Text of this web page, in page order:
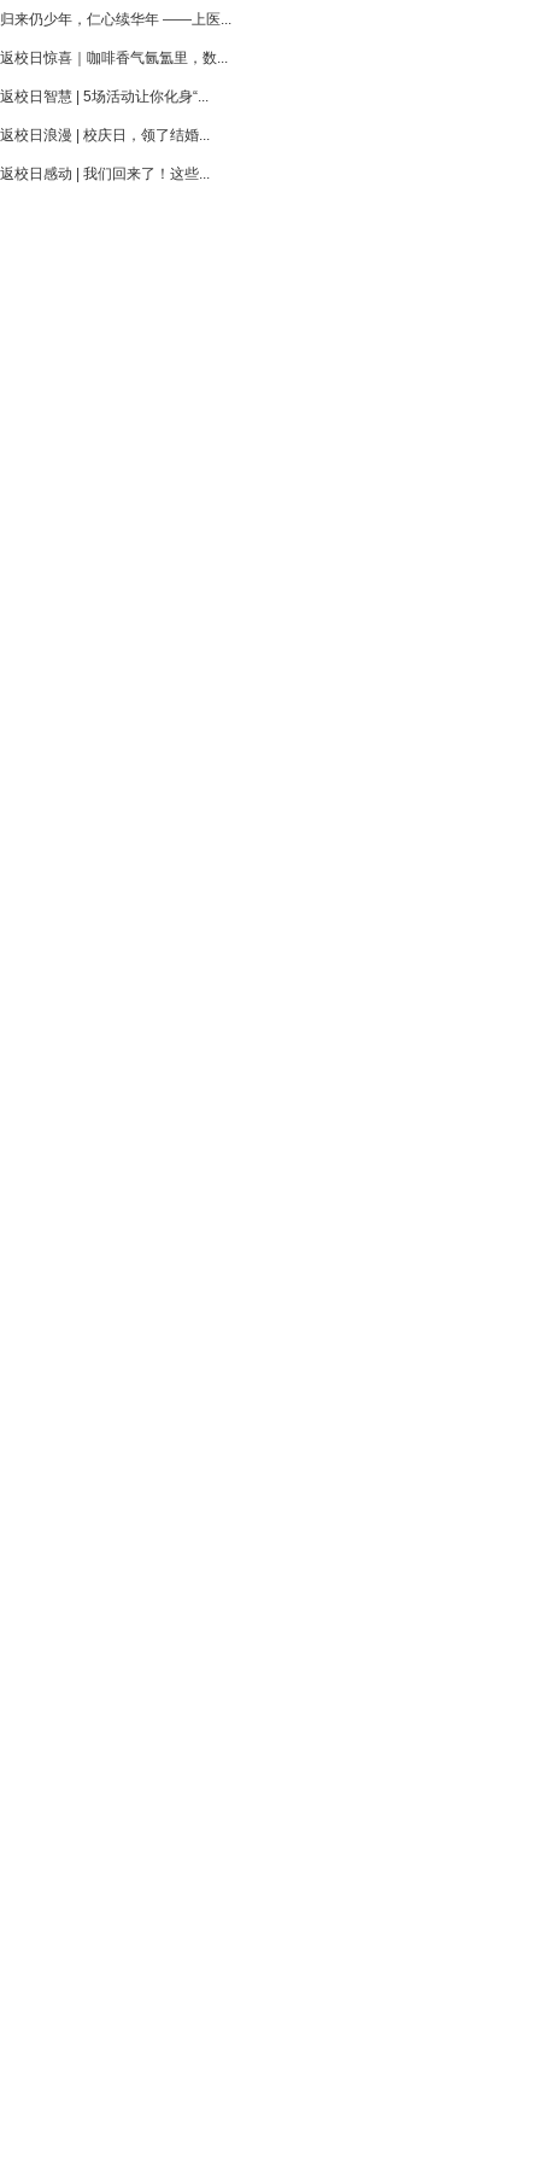
归来仍少年，仁心续华年 ——上医...
返校日惊喜｜咖啡香气氤氲里，数...
返校日智慧 | 5场活动让你化身“...
返校日浪漫 | 校庆日，领了结婚...
返校日感动 | 我们回来了！这些...